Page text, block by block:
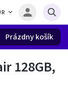
Prázdny košík
128GB,